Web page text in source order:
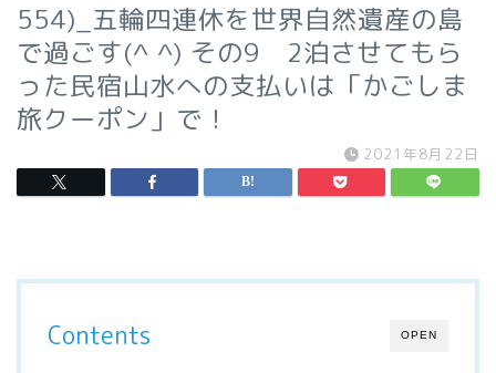
554)_五輪四連休を世界自然遺産の島
で過ごす(^ ^) その9 2泊させてもら
った民宿山水への支払いは「かごしま
旅クーポン」で！
2021年8月22日
OPEN
Contents